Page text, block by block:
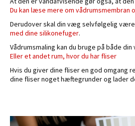
Du kan læse mere om vådrumsmembran
Derudover skal din væg selvfølgelig være
med dine silikonefuger.
Vådrumsmaling kan du bruge på både
Eller et andet rum, hvor du har fliser
Hvis du giver dine fliser en god omgang
dine fliser noget hæftegrunder og lader